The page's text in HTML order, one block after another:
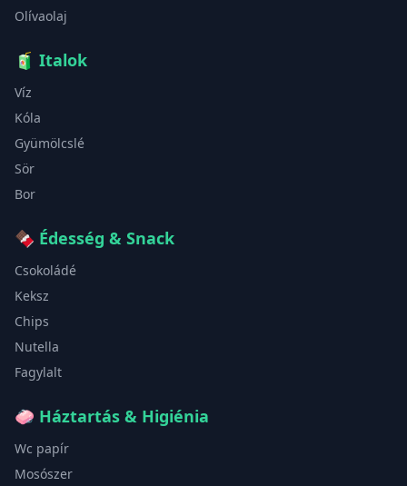
Olívaolaj
🧃 Italok
Víz
Kóla
Gyümölcslé
Sör
Bor
🍫 Édesség & Snack
Csokoládé
Keksz
Chips
Nutella
Fagylalt
🧼 Háztartás & Higiénia
Wc papír
Mosószer